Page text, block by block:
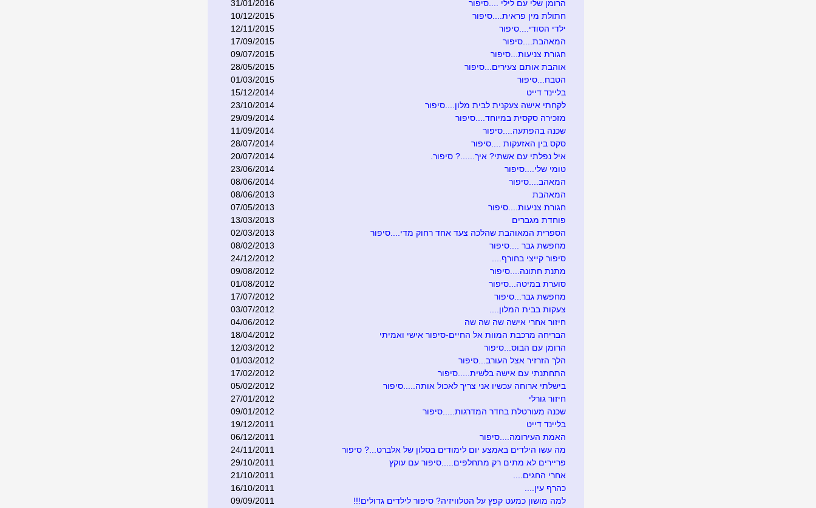
הרומן שלי עם לילי ....סיפור
31/01/2016
חתולת מין פראית....סיפור
10/12/2015
ילדי הסודי....סיפור
12/11/2015
המאהבת....סיפור
17/09/2015
חגורת צניעות...סיפור
09/07/2015
אוהבת אותם צעירים...סיפור
28/05/2015
הטבח...סיפור
01/03/2015
בליינד דייט
15/12/2014
לקחתי אישה צעקנית לבית מלון....סיפור
23/10/2014
מזכירה סקסית במיוחד....סיפור
29/09/2014
שכנה בהפתעה....סיפור
11/09/2014
סקס בין האזעקות ....סיפור
28/07/2014
איל נפלתי עם אשתי? איך......? סיפור.
20/07/2014
טומי שלי....סיפור
23/06/2014
המאהב....סיפור
08/06/2014
המאהבת
08/06/2013
חגורת צניעות....סיפור
07/05/2013
פוחדת מגברים
13/03/2013
הספרית המאוהבת שהלכה צעד אחד רחוק מדי....סיפור
02/03/2013
מחפשת גבר ....סיפור
08/02/2013
סיפור קייצי בחורף....
24/12/2012
מתנת חתונה....סיפור
09/08/2012
סוערת במיטה...סיפור
01/08/2012
מחפשת גבר...סיפור
17/07/2012
צעקות בבית המלון....
03/07/2012
חיזור אחרי אישה שה שה שה
04/06/2012
הבריחה מרכבת המוות אל החיים-סיפור אישי ואמיתי
18/04/2012
הרומן עם הבוס...סיפור
12/03/2012
הלך הזרזיר אצל העורב...סיפור
01/03/2012
התחתנתי עם אישה בלשית.....סיפור
17/02/2012
בישלתי ארוחה עכשיו אני צריך לאכול אותה.....סיפור
05/02/2012
חיזור גורלי
27/01/2012
שכנה מעורטלת בחדר המדרגות.....סיפור
09/01/2012
בליינד דייט
19/12/2011
האמת העירומה....סיפור
06/12/2011
מה עשו הילדים באמצע יום לימודים בסלון של אלברט...? סיפור
24/11/2011
פריירים לא מתים רק מתחלפים.....סיפור עם עוקץ
29/10/2011
אחרי החגים....
21/10/2011
כהרף עין....
16/10/2011
למה מושון כמעט קפץ על הטלוויזיה? סיפור לילדים גדולים!!!
09/09/2011